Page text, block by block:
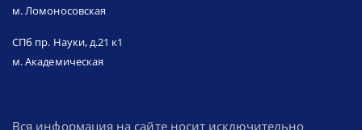
м. Ломоносовская
СПб пр. Науки, д.21 к1
м. Академическая
Вся информация на сайте носит исключительно